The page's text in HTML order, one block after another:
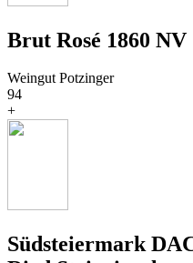
Brut Rosé 1860 NV
Weingut Potzinger
94
+
Südsteiermark